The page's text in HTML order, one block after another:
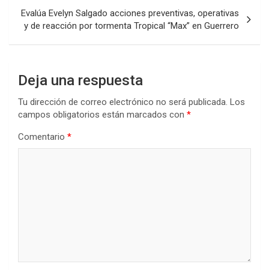
Evalúa Evelyn Salgado acciones preventivas, operativas
y de reacción por tormenta Tropical “Max” en Guerrero
Deja una respuesta
Tu dirección de correo electrónico no será publicada. Los
campos obligatorios están marcados con *
Comentario *